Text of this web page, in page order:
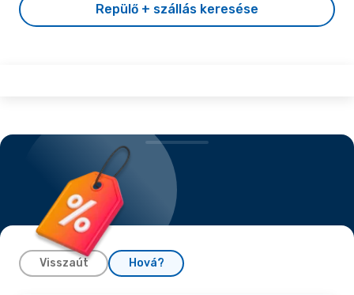
Repülő + szállás keresése
Visszaút Hová?